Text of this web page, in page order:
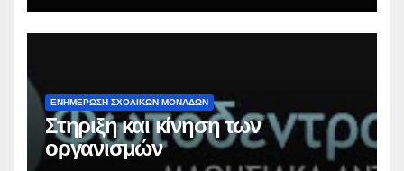
ΕΝΗΜΕΡΩΣΗ ΣΧΟΛΙΚΩΝ ΜΟΝΑΔΩΝ
Στηριξη και κίνηση των
οργανισμών